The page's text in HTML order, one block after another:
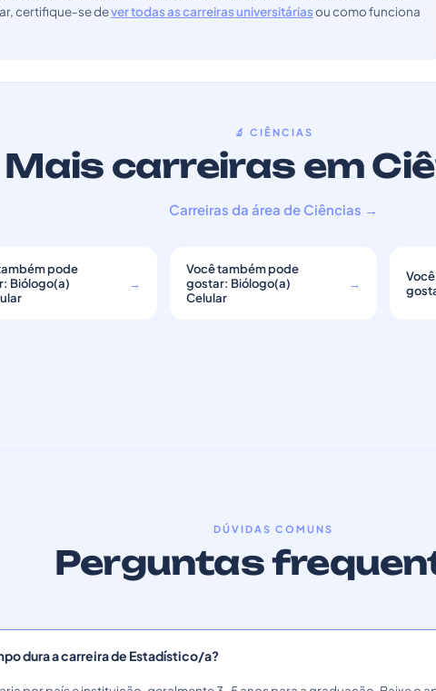
certifique-se dever todas as carreiras universitáriasou como funciona
🔬 CIÊNCIAS
Mais carreiras em
Carreiras da área de Ciências →
pode
Biólogo(a)
→
Você também pode
gostar: Biólogo(a)
Celular
→
DÚVIDAS COMUNS
Perguntas
dura a carreira de Estadístico/a?